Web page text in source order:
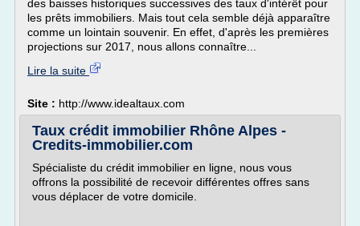
des baisses historiques successives des taux d'intérêt pour
les prêts immobiliers. Mais tout cela semble déjà apparaître
comme un lointain souvenir. En effet, d'après les premières
projections sur 2017, nous allons connaître...
Lire la suite
Site : http://www.idealtaux.com
Taux crédit immobilier Rhône Alpes -
Credits-immobilier.com
Spécialiste du crédit immobilier en ligne, nous vous
offrons la possibilité de recevoir différentes offres sans
vous déplacer de votre domicile.